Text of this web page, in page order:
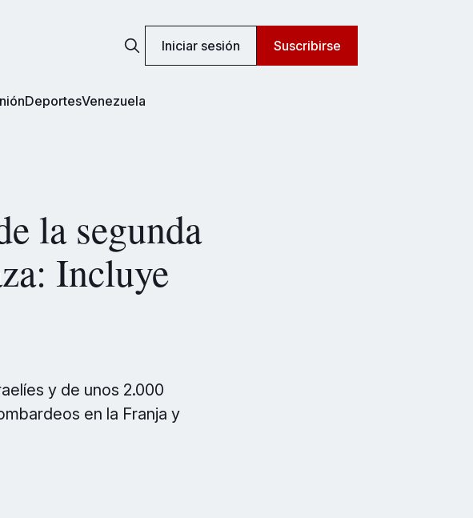
Iniciar sesión Suscribirse
DeportesVenezuela
la segunda
Incluye
y de unos 2.000
en la Franja y